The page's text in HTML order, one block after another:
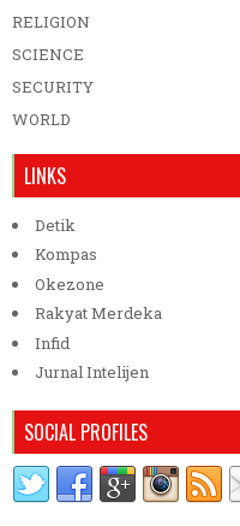
RELIGION
SCIENCE
SECURITY
WORLD
LINKS
Detik
Kompas
Okezone
Rakyat Merdeka
Infid
Jurnal Intelijen
SOCIAL PROFILES